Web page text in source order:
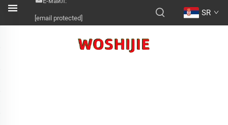
[email protected]
SR